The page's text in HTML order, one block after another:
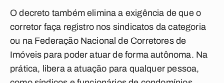
O decreto também elimina a exigência de que o
corretor faça registro nos sindicatos da categoria
ou na Federação Nacional de Corretores de
Imóveis para poder atuar de forma autônoma. Na
prática, libera a atuação para qualquer pessoa,